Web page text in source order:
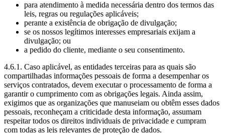
para atendimento à medida necessária dentro dos termos das
leis, regras ou regulações aplicáveis;
perante a existência de obrigação de divulgação;
se os nossos legítimos interesses empresariais exijam a
divulgação; ou
a pedido do cliente, mediante o seu consentimento.
4.6.1. Caso aplicável, as entidades terceiras para as quais são
compartilhadas informações pessoais de forma a desempenhar os
serviços contratados, devem executar o processamento de forma a
garantir o cumprimento com as obrigações legais. Ainda assim,
exigimos que as organizações que manuseiam ou obtêm esses dados
pessoais, reconheçam a criticidade desta informação, assumam
respeitar todos os direitos individuais de privacidade e cumpram
com todas as leis relevantes de proteção de dados.